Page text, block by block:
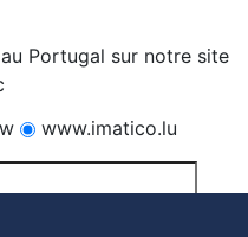
Portugal sur notre site
www.imatico.lu